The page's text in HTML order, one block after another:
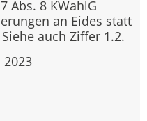
Abs. 8 KWahlG
an Eides statt
auch Ziffer 1.2.
2023